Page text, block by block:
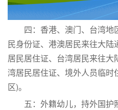
四：香港、澳门、台湾地
民身份证、港澳居民来往大
居民居住证、台湾居民来往
湾居民居住证、境外人员临时
区)。
五：外籍幼儿，持外国护